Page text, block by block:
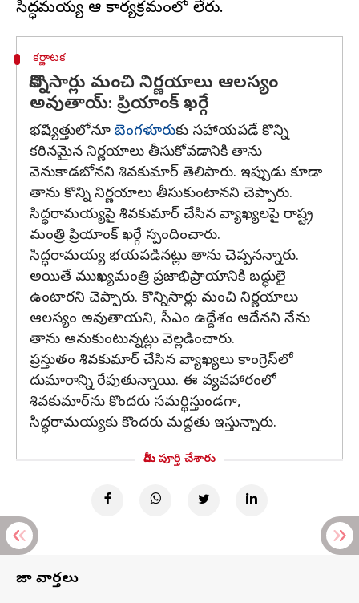
కర్ణాటక
కొన్నిసార్లు మంచి నిర్ణయాలు ఆలస్యం
అవుతాయ్: ప్రియాంక్ ఖర్గే
భవిష్యత్తులోనూ బెంగళూరుకు సహాయపడే కొన్ని
కఠినమైన నిర్ణయాలు తీసుకోవడానికి తాను
వెనుకాడబోనని శివకుమార్ తెలిపారు. ఇప్పుడు కూడా
తాను కొన్ని నిర్ణయాలు తీసుకుంటానని చెప్పారు.
సిద్ధరామయ్యపై శివకుమార్ చేసిన వ్యాఖ్యలపై రాష్ట్ర
మంత్రి ప్రియాంక్ ఖర్గే స్పందించారు.
సిద్ధరామయ్య భయపడినట్లు తాను చెప్పనన్నారు.
అయితే ముఖ్యమంత్రి ప్రజాభిప్రాయానికి బద్ధులై
ఉంటారని చెప్పారు. కొన్నిసార్లు మంచి నిర్ణయాలు
ఆలస్యం అవుతాయని, సీఎం ఉద్దేశం అదేనని నేను
తాను అనుకుంటున్నట్లు వెల్లడించారు.
ప్రస్తుతం శివకుమార్ చేసిన వ్యాఖ్యలు కాంగ్రెస్‌లో
దుమారాన్ని రేపుతున్నాయి. ఈ వ్యవహారంలో
శివకుమార్‌ను కొందరు సమర్థిస్తుండగా,
సిద్ధరామయ్యకు కొందరు మద్దతు ఇస్తున్నారు.
మీరు పూర్తి చేశారు
తాజా వార్తలు